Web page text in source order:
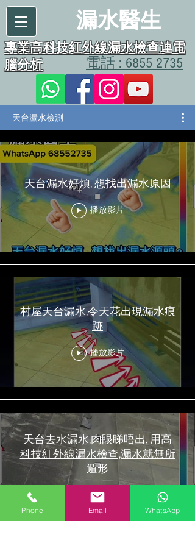
漏水醫生
電話 : 6855 2735
專業高科技紅外線漏水檢查連電
腦分析
天台漏水檢測
天台漏水好煩, 想找出漏水原因
播放影片
村屋天台漏水,令天花出現漏水痕
跡
播放影片
天台去水漏水,肉眼睇唔出, 用高
科技紅外線漏水檢查,漏水就無所
遁形
播放影片
Phone Email WhatsApp